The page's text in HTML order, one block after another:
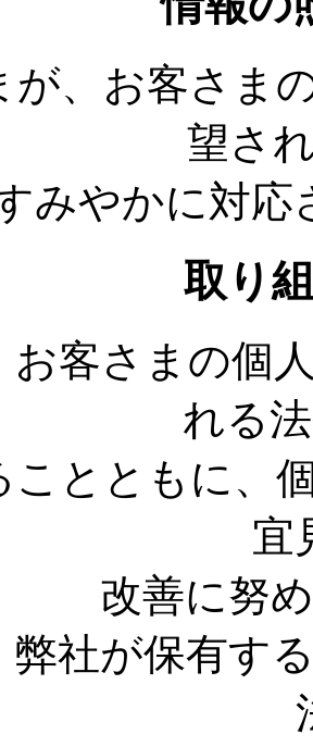
が、お客さま
望さ
みやかに対応
取り
お客さまの個
れる
ことともに、
宜
改善に努
弊社が保有す